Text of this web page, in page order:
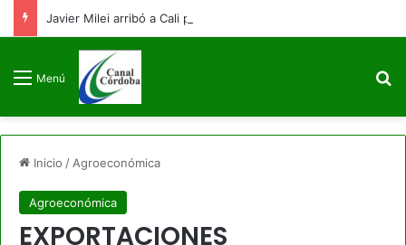
Menú
Inicio / Agroeconómica
Agroeconómica
EXPORTACIONES